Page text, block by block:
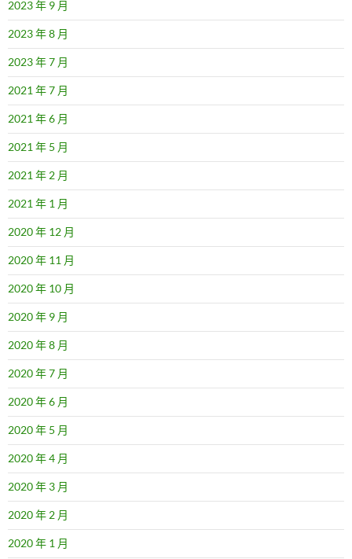
2023 年 9 月
2023 年 8 月
2023 年 7 月
2021 年 7 月
2021 年 6 月
2021 年 5 月
2021 年 2 月
2021 年 1 月
2020 年 12 月
2020 年 11 月
2020 年 10 月
2020 年 9 月
2020 年 8 月
2020 年 7 月
2020 年 6 月
2020 年 5 月
2020 年 4 月
2020 年 3 月
2020 年 2 月
2020 年 1 月